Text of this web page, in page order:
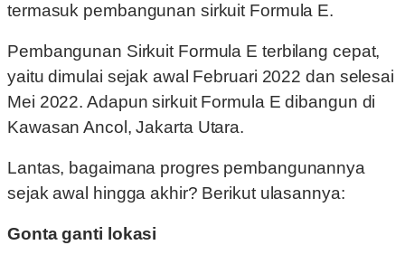
termasuk pembangunan sirkuit Formula E.
Pembangunan Sirkuit Formula E terbilang cepat,
yaitu dimulai sejak awal Februari 2022 dan selesai
Mei 2022. Adapun sirkuit Formula E dibangun di
Kawasan Ancol, Jakarta Utara.
Lantas, bagaimana progres pembangunannya
sejak awal hingga akhir? Berikut ulasannya:
Gonta ganti lokasi